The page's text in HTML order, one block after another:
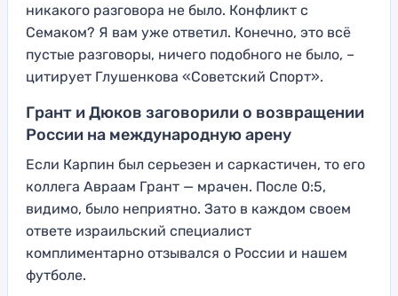
никакого разговора не было. Конфликт с
Семаком? Я вам уже ответил. Конечно, это всё
пустые разговоры, ничего подобного не было, –
цитирует Глушенкова «Советский Спорт».
Грант и Дюков заговорили о возвращении
России на международную арену
Если Карпин был серьезен и саркастичен, то его
коллега Авраам Грант — мрачен. После 0:5,
видимо, было неприятно. Зато в каждом своем
ответе израильский специалист
комплиментарно отзывался о России и нашем
футболе.